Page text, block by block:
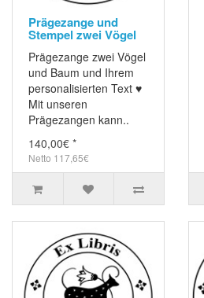
Prägezange und
Stempel zwei Vögel
Prägezange zwei Vögel
und Baum und Ihrem
personalisierten Text ♥
Mit unseren
Prägezangen kann..
140,00€ *
Netto 117,65€